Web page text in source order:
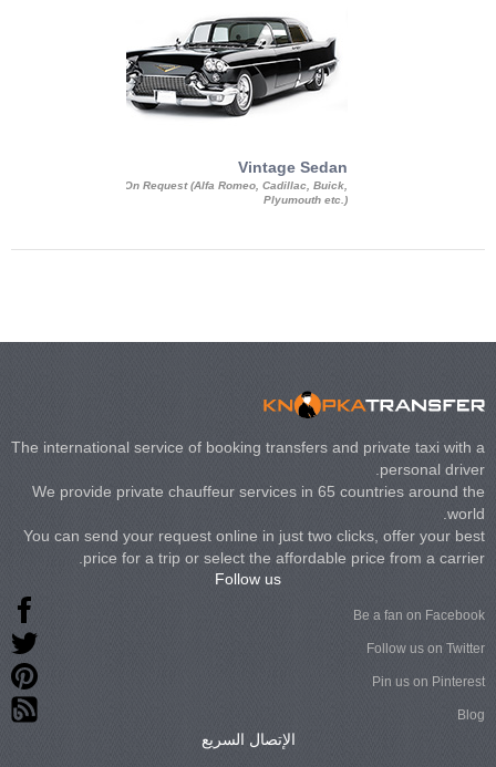
Vintage Sedan
On Request (Alfa Romeo, Cadillac, Buick,
Plyumouth etc.)
The international service of booking transfers and private taxi with a
personal driver.
We provide private chauffeur services in 65 countries around the
world.
You can send your request online in just two clicks, offer your best
price for a trip or select the affordable price from a carrier.
Follow us
Be a fan on Facebook
Follow us on Twitter
Pin us on Pinterest
Blog
الإتصال السريع